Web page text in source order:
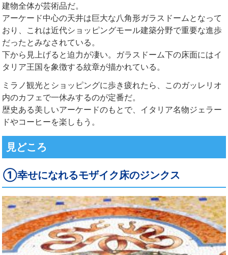
建物全体が芸術品だ。
アーケード中心の天井は巨大な八角形ガラスドームとなって
おり、これは近代ショッピングモール建築分野で重要な進歩
だったとみなされている。
下から見上げると迫力が凄い。ガラスドーム下の床面にはイ
タリア王国を象徴する紋章が描かれている。
ミラノ観光とショッピングに歩き疲れたら、このガッレリオ
内のカフェで一休みするのが定番だ。
歴史ある美しいアーケードのもとで、イタリア名物ジェラー
ドやコーヒーを楽しもう。
見どころ
①幸せになれるモザイク床のジンクス